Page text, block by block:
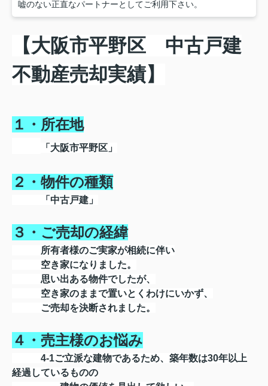
嘘のない正直なパートナーとしてご利用下さい。
【大阪市平野区 中古戸建
不動産売却実績】
１・所在地
「大阪市平野区」
２・物件の種類
「中古戸建」
３・ご売却の経緯
所有者様のご実家が相続に伴い
空き家になりました。
思い出ある物件でしたが、
空き家のままで置いとくわけにいかず、
ご売却を決断されました。
４・売主様のお悩み
4-1ご立派な建物であるため、築年数は30年以上
経過しているものの